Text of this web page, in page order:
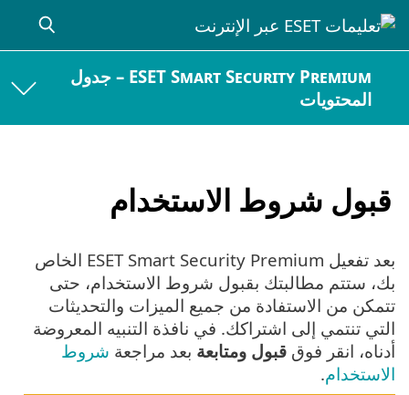
ESET Smart Security Premium – جدول
المحتويات
قبول شروط الاستخدام
بعد تفعيل ESET Smart Security Premium الخاص
بك، ستتم مطالبتك بقبول شروط الاستخدام، حتى
تتمكن من الاستفادة من جميع الميزات والتحديثات
التي تنتمي إلى اشتراكك. في نافذة التنبيه المعروضة
أدناه، انقر فوق قبول ومتابعة بعد مراجعة شروط
الاستخدام.